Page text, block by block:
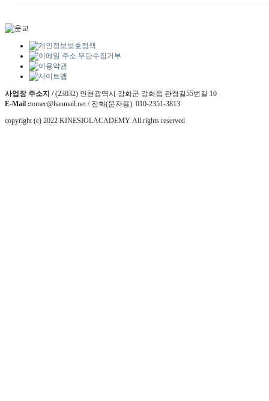
사업장 주소지 /(23032) 인천광역시 강화군 강화읍 관청길55번길 10
E-Mail :tomec@hanmail.net / 전화(문자용): 010-2351-3813
copyright (c) 2022 KINESIOLACADEMY. All rights reserved